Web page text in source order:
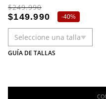
$249.990
$149.990 -40%
Seleccione una talla
GUÍA DE TALLAS